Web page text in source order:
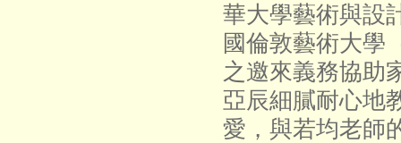
華大學藝術與設
國倫敦藝術大學
之邀來義務協助
亞辰細膩耐心地
愛，與若均老師